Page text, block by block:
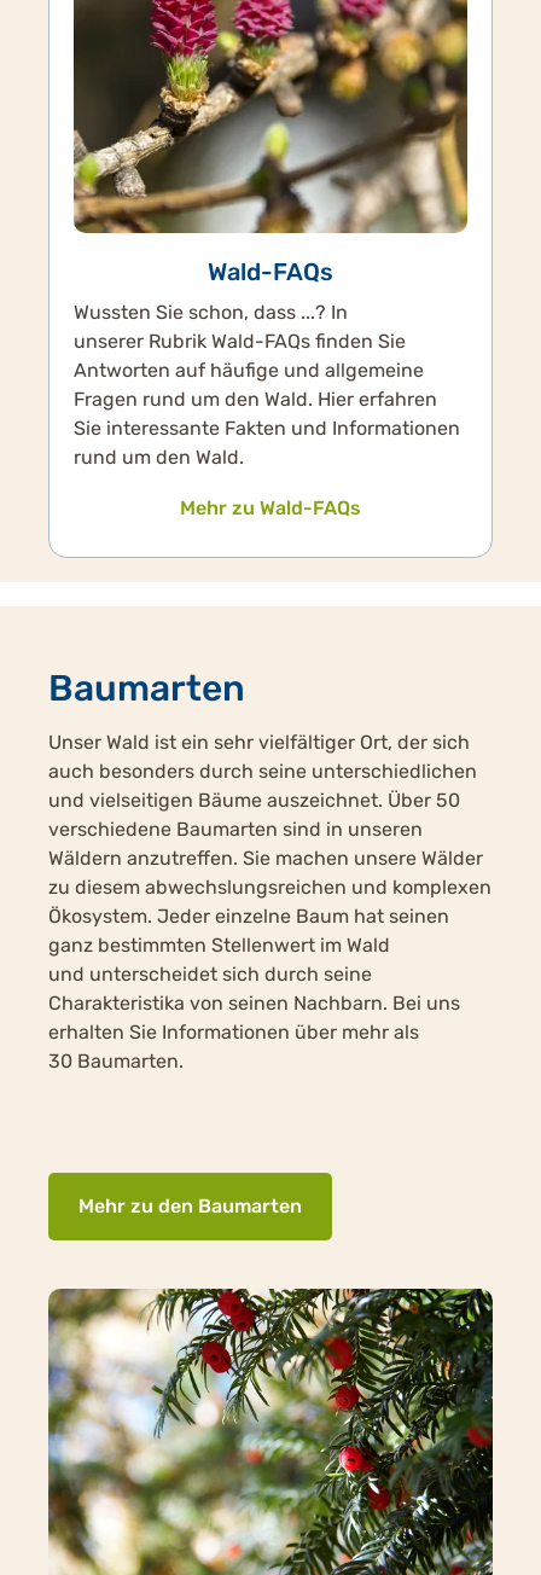
Wald-FAQs
Wussten Sie schon, dass ...? In
unserer Rubrik Wald-FAQs finden Sie
Antworten auf häufige und allgemeine
Fragen rund um den Wald. Hier erfahren
Sie interessante Fakten und Informationen
rund um den Wald.
Mehr zu Wald-FAQs
Baumarten
Unser Wald ist ein sehr vielfältiger Ort, der sich
auch besonders durch seine unterschiedlichen
und vielseitigen Bäume auszeichnet. Über 50
verschiedene Baumarten sind in unseren
Wäldern anzutreffen. Sie machen unsere Wälder
zu diesem abwechslungsreichen und komplexen
Ökosystem. Jeder einzelne Baum hat seinen
ganz bestimmten Stellenwert im Wald
und unterscheidet sich durch seine
Charakteristika von seinen Nachbarn. Bei uns
erhalten Sie Informationen über mehr als
30 Baumarten.
Mehr zu den Baumarten